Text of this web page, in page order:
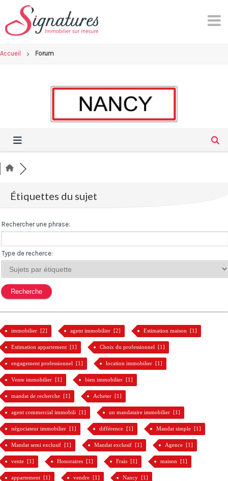
content
Accueil Forum
Étiquettes du sujet
Rechercher une phrase:
Type de recherce:
immobilier [2] agent immobilier [2] Estimation maison [1]
Estimation appartement [1] Choix du professionnel [1]
engagement professionnel [1] location immobilier [1]
Vente immobilier [1] bien immobilier [1]
mandat de recherche [1] Acheter [1]
agent commercial immobili [1] un mandataire immobilier [1]
négociateur immobilier [1] différence [1] Mandat simple [1]
Mandat semi exclusif [1] Mandat exclusif [1] Agence [1]
vente [1] Honoraires [1] Frais [1] maison [1]
appartement [1] vendre [1] Nancy [1]